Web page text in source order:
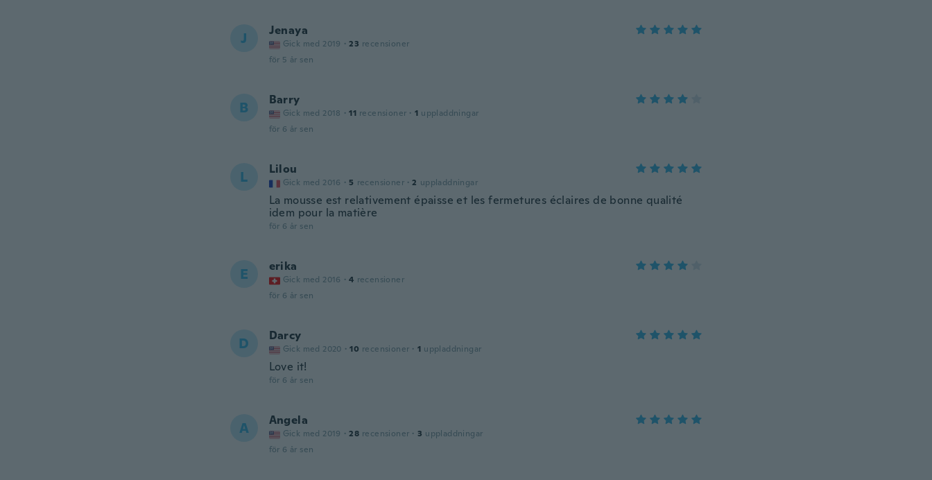
J Jenaya
Gick med 2019 · 23 recensioner
för 5 år sen
B Barry
Gick med 2018 · 11 recensioner · 1 uppladdningar
för 6 år sen
L Lilou
Gick med 2016 · 5 recensioner · 2 uppladdningar
La mousse est relativement épaisse et les fermetures éclaires de bonne qualité
idem pour la matière
för 6 år sen
E erika
Gick med 2016 · 4 recensioner
för 6 år sen
D Darcy
Gick med 2020 · 10 recensioner · 1 uppladdningar
Love it!
för 6 år sen
A Angela
Gick med 2019 · 28 recensioner · 3 uppladdningar
för 6 år sen